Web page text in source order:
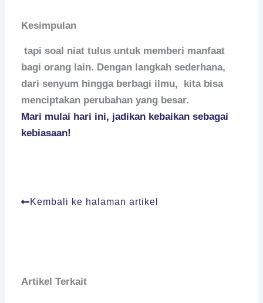
Kesimpulan
tapi soal niat tulus untuk memberi manfaat
bagi orang lain. Dengan langkah sederhana,
dari senyum hingga berbagi ilmu, kita bisa
menciptakan perubahan yang besar.
Mari mulai hari ini, jadikan kebaikan sebagai
kebiasaan!
Kembali ke halaman artikel
Artikel Terkait